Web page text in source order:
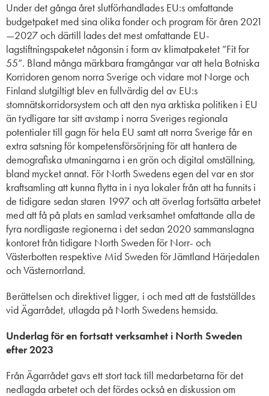
Under det gånga året slutförhandlades EU:s omfattande
budgetpaket med sina olika fonder och program för åren 2021
—2027 och därtill lades det mest omfattande EU-
lagstiftningspaketet någonsin i form av klimatpaketet ”Fit for
55”. Bland många märkbara framgångar var att hela Botniska
Korridoren genom norra Sverige och vidare mot Norge och
Finland slutgiltigt blev en fullvärdig del av EU:s
stomnätskorridorsystem och att den nya arktiska politiken i EU
än tydligare tar sitt avstamp i norra Sveriges regionala
potentialer till gagn för hela EU samt att norra Sverige får en
extra satsning för kompetensförsörjning för att hantera de
demografiska utmaningarna i en grön och digital omställning,
bland mycket annat. För North Swedens egen del var en stor
kraftsamling att kunna flytta in i nya lokaler från att ha funnits i
de tidigare sedan staren 1997 och att överlag fortsätta arbetet
med att få på plats en samlad verksamhet omfattande alla de
fyra nordligaste regionerna i det sedan 2020 sammanslagna
kontoret från tidigare North Sweden för Norr- och
Västerbotten respektive Mid Sweden för Jämtland Härjedalen
och Västernorrland.
Berättelsen och direktivet ligger, i och med att de fastställdes
vid Ägarrådet, utlagda på North Swedens hemsida.
Underlag för en fortsatt verksamhet i North Sweden
efter 2023
Från Ägarrådet gavs ett stort tack till medarbetarna för det
nedlagda arbetet och det fördes också en diskussion om